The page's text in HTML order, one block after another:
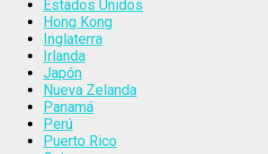
Estados Unidos
Hong Kong
Inglaterra
Irlanda
Japón
Nueva Zelanda
Panamá
Perú
Puerto Rico